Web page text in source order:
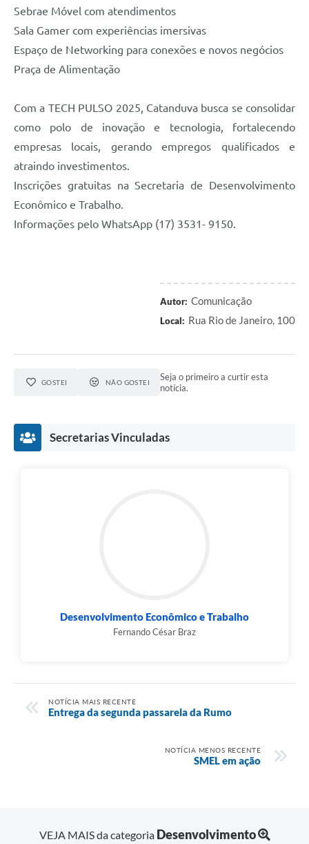
Sebrae Móvel com atendimentos
Sala Gamer com experiências imersivas
Espaço de Networking para conexões e novos negócios
Praça de Alimentação
Com a TECH PULSO 2025, Catanduva busca se consolidar
como polo de inovação e tecnologia, fortalecendo
empresas locais, gerando empregos qualificados e
atraindo investimentos.
Inscrições gratuitas na Secretaria de Desenvolvimento
Econômico e Trabalho.
Informações pelo WhatsApp (17) 3531- 9150.
Autor: Comunicação
Local: Rua Rio de Janeiro, 100
GOSTEI NÃO GOSTEI
Seja o primeiro a curtir esta
notícia.
Secretarias Vinculadas
Desenvolvimento Econômico e Trabalho
Fernando César Braz
NOTÍCIA MAIS RECENTE
Entrega da segunda passarela da Rumo
NOTÍCIA MENOS RECENTE
SMEL em ação
VEJA MAIS da categoria Desenvolvimento